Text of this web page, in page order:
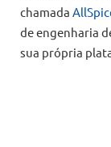
chamada
de engenharia
sua própria